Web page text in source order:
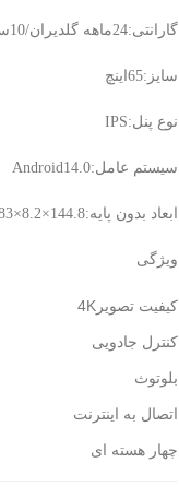
گارانتی:24ماهه گلدیران/10سال خدمات پس ازفروش/1 سال بیمه
سایز:65اینچ
نوع پنل:IPS
سیستم عامل:Android14.0
ابعاد بدون پایه:144.8×8.2×83سانتی‌متر
ویژگی
کیفیت تصویر4K
کنترل جادویی
بلوتوث
اتصال به اینترنت
چهار هسته ای